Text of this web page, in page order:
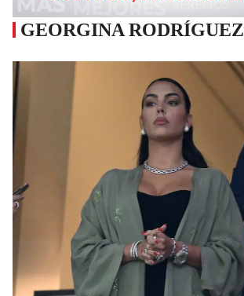
GEORGINA RODRÍGUEZ